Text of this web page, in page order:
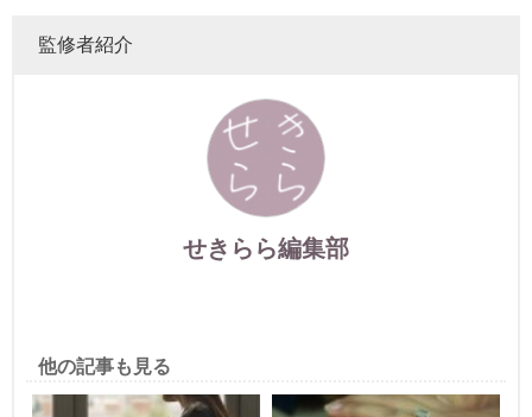
監修者紹介
せきらら編集部
他の記事も見る